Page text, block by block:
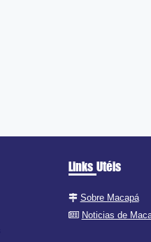
Links Utéis
Sobre Macapá
Noticias de